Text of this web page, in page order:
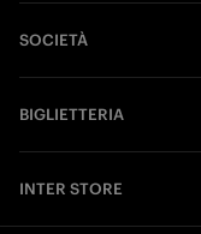
SOCIETÀ
BIGLIETTERIA
INTER STORE